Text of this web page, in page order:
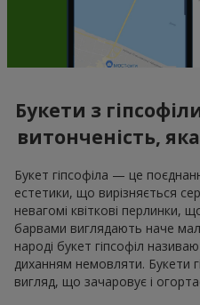
Букети з
витонченість,
Букет гіпсофіла — це
естетики, що вирізняється
невагомі квіткові
барвами виглядають наче
народі букет гіпсофіл
диханням немовляти. Букети
вигляд, що зачаровує і